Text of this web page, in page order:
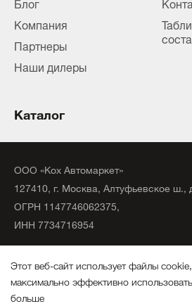
Компания
Партнеры
Наши дилеры
Каталог
ООО «Кох Автомаркет»
127410, г. Москва, Алтуфьевское ш.,
ОГРН 1147746062375,
ИНН 7734716954
Все права защищены.
Политика конфиденциальности
Этот веб-сайт использует файлы
максимально эффективно
больше